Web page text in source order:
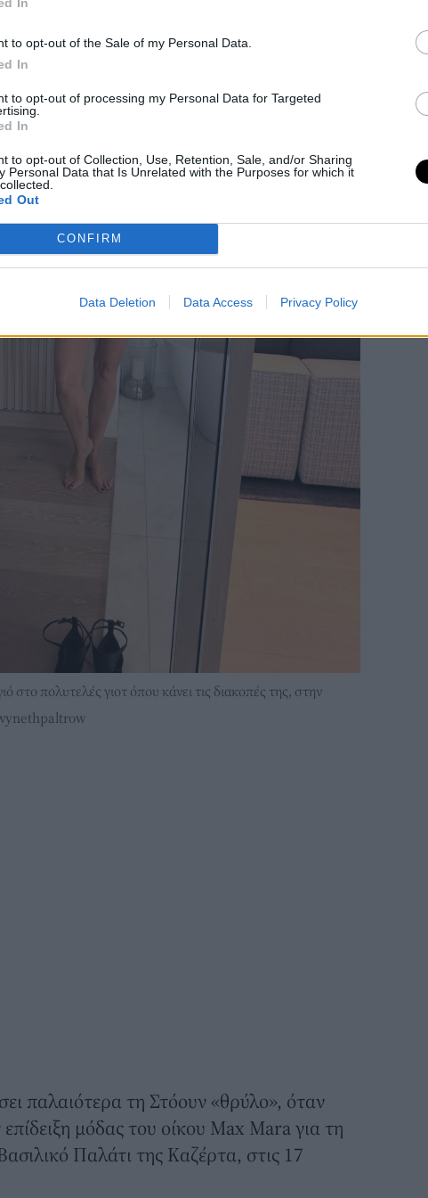
to opt-out of the Sale of my Personal Data.
In
to opt-out of processing my Personal Data for Targeted
In
to opt-out of Collection, Use, Retention, Sale, and/or Sharing
Personal Data that Is Unrelated with the Purposes for which it
Out
CONFIRM
Data Deletion Data Access Privacy Policy
στο πολυτελές γιοτ όπου κάνει τις διακοπές της, στην
παλαιότερα τη Στόουν «θρύλο», όταν
μόδας του οίκου Max Mara για τη
Παλάτι της Καζέρτα, στις 17